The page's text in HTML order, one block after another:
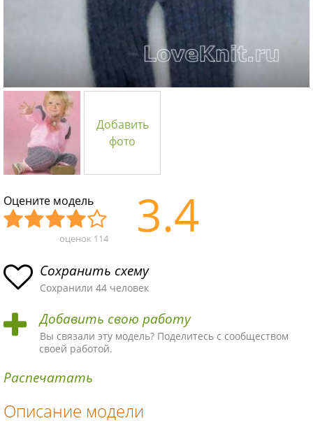
Добавить
фото
Оцените модель
асн
ая
ма
пло
хая
ма
Об
ыч
ная
ма
Хор
ая
ма
Отл
ая
ма!
оценок 114 3.4
Сохранить схему
Сохранили 44 человек
Добавить свою работу
Вы связали эту модель? Поделитесь с сообществом
своей работой.
Распечатать
Описание модели